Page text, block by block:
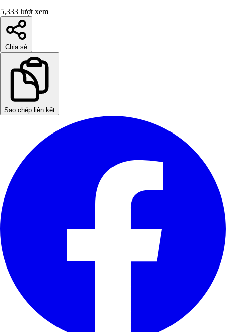
5,333 lượt xem
Chia sẻ
Sao chép liên kết